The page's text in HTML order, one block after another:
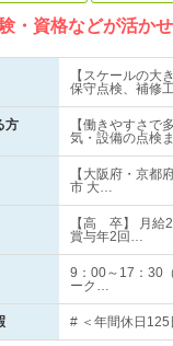
・資格などが活か
【スケールの大
保守点検、補修
方
【働きやすさで
気・設備の点検
【大阪府・京都
市 大…
【高 卒】 月給
賞与年2回…
9：00～17：30
ーク…
# ＜年間休日